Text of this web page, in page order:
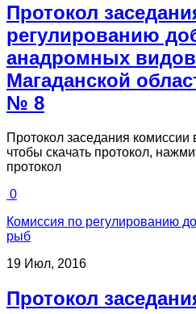
Протокол
регулированию
анадромных
Магаданской
№ 8
Протокол заседания
чтобы скачать протокол,
протокол
0
Комиссия по регулированию
рыб
19 Июл, 2016
Протокол